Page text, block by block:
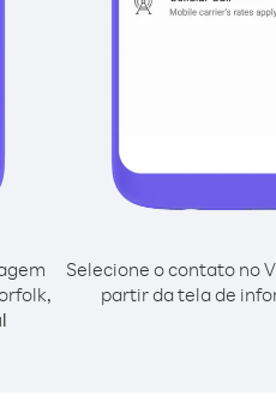
Selecione o contato no
partir da tela de